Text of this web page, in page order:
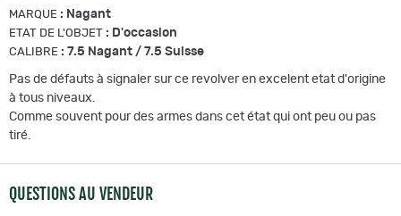
MARQUE : Nagant
ETAT DE L'OBJET : D'occasion
CALIBRE : 7.5 Nagant / 7.5 Suisse
Pas de défauts à signaler sur ce revolver en excelent etat d'origine
à tous niveaux.
Comme souvent pour des armes dans cet état qui ont peu ou pas
tiré.
QUESTIONS AU VENDEUR